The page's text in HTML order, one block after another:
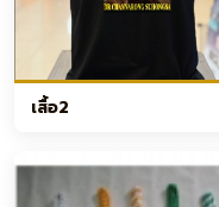
เสื้อ2